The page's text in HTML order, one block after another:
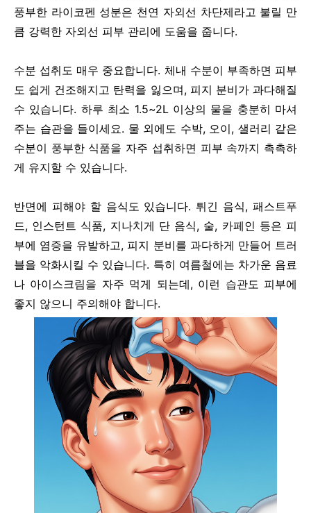
풍부한 라이코펜 성분은 천연 자외선 차단제라고 불릴 만
큼 강력한 자외선 피부 관리에 도움을 줍니다.
수분 섭취도 매우 중요합니다. 체내 수분이 부족하면 피부
도 쉽게 건조해지고 탄력을 잃으며, 피지 분비가 과다해질
수 있습니다. 하루 최소 1.5~2L 이상의 물을 충분히 마셔
주는 습관을 들이세요. 물 외에도 수박, 오이, 샐러리 같은
수분이 풍부한 식품을 자주 섭취하면 피부 속까지 촉촉하
게 유지할 수 있습니다.
반면에 피해야 할 음식도 있습니다. 튀긴 음식, 패스트푸
드, 인스턴트 식품, 지나치게 단 음식, 술, 카페인 등은 피
부에 염증을 유발하고, 피지 분비를 과다하게 만들어 트러
블을 악화시킬 수 있습니다. 특히 여름철에는 차가운 음료
나 아이스크림을 자주 먹게 되는데, 이런 습관도 피부에
좋지 않으니 주의해야 합니다.